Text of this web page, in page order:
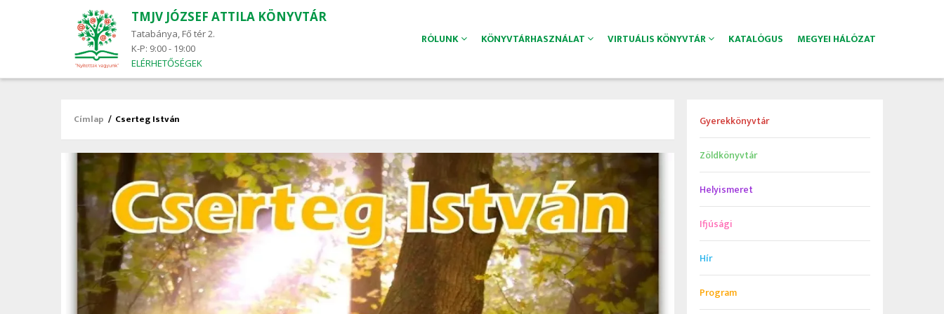
TMJV JÓZSEF ATTILA KÖNYVTÁR
Tatabánya, Fő tér 2.
K-P: 9:00 - 19:00
ELÉRHETŐSÉGEK
Main
navigation RÓLUNK KÖNYVTÁRHASZNÁLAT VIRTUÁLIS KÖNYVTÁR KATALÓGUS MEGYEI HÁLÓZAT
Morzsa
Címlap / Cserteg István Gyerekkönyvtár
Zöldkönyvtár
Helyismeret
Ifjúsági
Hír
Program